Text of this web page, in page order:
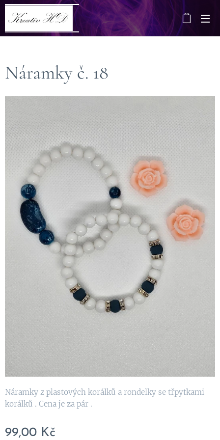
Náramky č. 18
Náramky z plastových korálků a rondelky se třpytkami
korálků . Cena je za pár .
99,00 Kč